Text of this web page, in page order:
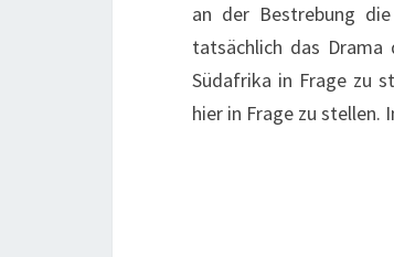
an der Bestrebung
tatsächlich das Drama
Südafrika in Frage zu
hier in Frage zu